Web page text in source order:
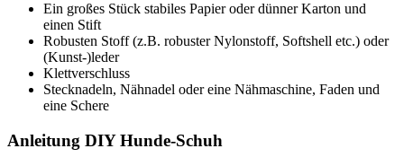
Ein gro­ßes Stück sta­bi­les Papier oder dün­ner Kar­ton und
einen Stift
Robus­ten Stoff (z.B. robus­ter Nylon­stoff, Soft­s­hell etc.) oder
(Kunst-)leder
Klett­ver­schluss
Steck­na­deln, Näh­na­del oder eine Näh­ma­schi­ne, Faden und
eine Sche­re
Anlei­tung DIY Hun­de-Schuh